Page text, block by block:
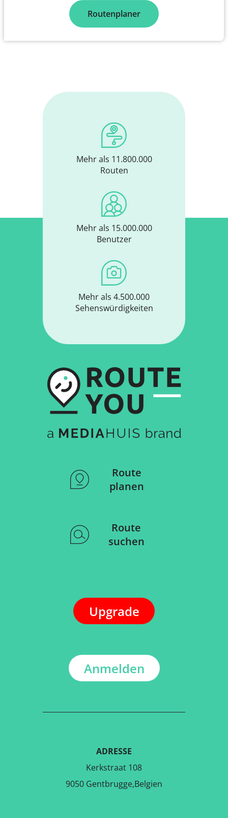
Routenplaner
Mehr als 11.800.000
Routen
Mehr als 15.000.000
Benutzer
Mehr als 4.500.000
Sehenswürdigkeiten
Route
planen
Route
suchen
Upgrade
Anmelden
ADRESSE
Kerkstraat 108
9050 Gentbrugge,Belgien